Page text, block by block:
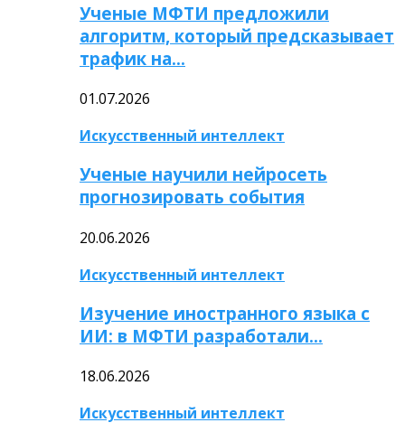
Ученые МФТИ предложили
алгоритм, который предсказывает
трафик на…
01.07.2026
Искусственный интеллект
Ученые научили нейросеть
прогнозировать события
20.06.2026
Искусственный интеллект
Изучение иностранного языка с
ИИ: в МФТИ разработали…
18.06.2026
Искусственный интеллект